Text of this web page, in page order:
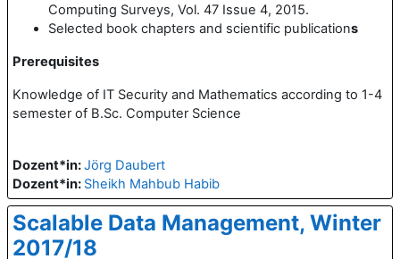
Computing Surveys, Vol. 47 Issue 4, 2015.
Selected book chapters and scientific publications
Prerequisites
Knowledge of IT Security and Mathematics according to 1-4
semester of B.Sc. Computer Science
Dozent*in:Jörg Daubert
Dozent*in: Sheikh Mahbub Habib
Scalable Data Management, Winter
2017/18